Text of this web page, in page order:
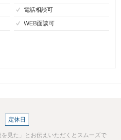
電話相談可
WEB面談可
定休日
見た」とお伝えいただくとスムーズで